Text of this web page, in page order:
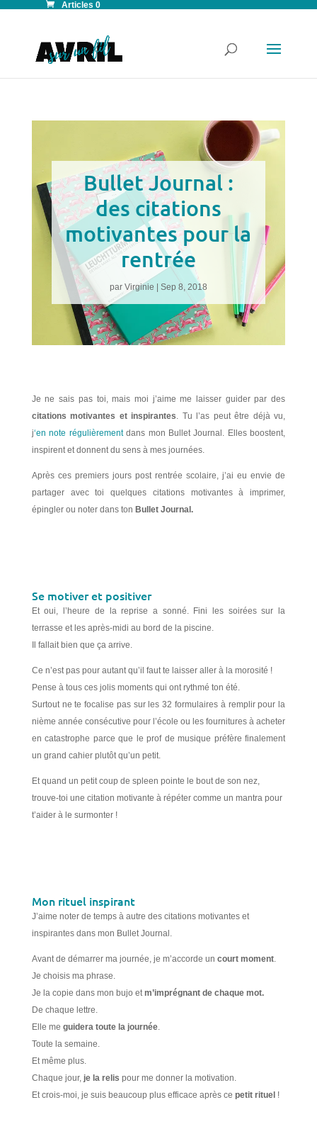
Articles 0
Bullet Journal :
des citations
motivantes pour la
rentrée
par Virginie Sep 8, 2018
Je ne sais pas toi, mais moi j’aime me laisser guider par des
citations motivantes et inspirantes . Tu l’as peut être déjà vu,
j‘en note régulièrementdans mon Bullet Journal. Elles boostent,
inspirent et donnent du sens à mes journées.
Après ces premiers jours post rentrée scolaire, j’ai eu envie de
partager avec toi quelques citations motivantes à imprimer,
épingler ou noter dans ton Bullet Journal.
Se motiver et positiver
Et oui, l’heure de la reprise a sonné. Fini les soirées sur la
terrasse et les après-midi au bord de la piscine.
Il fallait bien que ça arrive.
Ce n’est pas pour autant qu’il faut te laisser aller à la morosité !
Pense à tous ces jolis moments qui ont rythmé ton été.
Surtout ne te focalise pas sur les 32 formulaires à remplir pour la
nième année consécutive pour l’école ou les fournitures à acheter
en catastrophe parce que le prof de musique préfère finalement
un grand cahier plutôt qu’un petit.
Et quand un petit coup de spleen pointe le bout de son nez,
trouve-toi une citation motivante à répéter comme un mantra pour
t’aider à le surmonter !
Mon rituel inspirant
J’aime noter de temps à autre des citations motivantes et
inspirantes dans mon Bullet Journal.
Avant de démarrer ma journée, je m’accorde un court moment.
Je choisis ma phrase.
Je la copie dans mon bujo et m’imprégnant de chaque mot.
De chaque lettre.
Elle me guidera toute la journée.
Toute la semaine.
Et même plus.
Chaque jour, je la relis pour me donner la motivation.
Et crois-moi, je suis beaucoup plus efficace après ce petit rituel!